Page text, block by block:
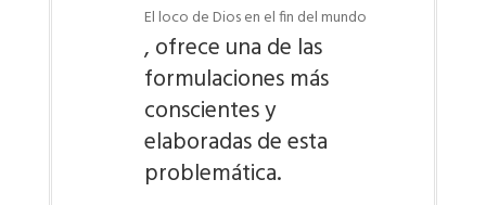
El loco de Dios en el fin del mundo
, ofrece una de las
formulaciones más
conscientes y
elaboradas de esta
problemática.